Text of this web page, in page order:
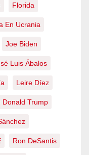
Florida
En Ucrania
Joe Biden
Luis Ábalos
Leire Díez
Donald Trump
Ron DeSantis